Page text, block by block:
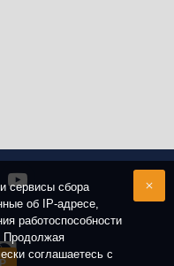
сервисы сбора
об IP-адресе,
работоспособности
Продолжая
соглашаетесь с